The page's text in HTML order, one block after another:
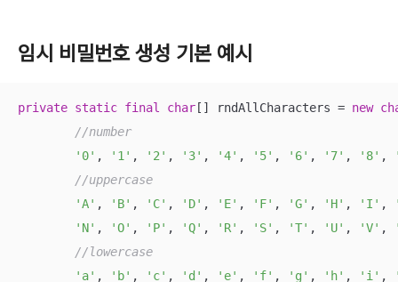
임시 비밀번호 생성 기본 예시
private static final char [] rndAllCharacters = new
//number
'0' , '1' , '2' , '3' , '4' , '5' , '6' , '7' , '8' ,
//uppercase
'A' , 'B' , 'C' , 'D' , 'E' , 'F' , 'G' , 'H' , 'I' ,
'N' , 'O' , 'P' , 'Q' , 'R' , 'S' , 'T' , 'U' , 'V' ,
//lowercase
'a' , 'b' , 'c' , 'd' , 'e' , 'f' , 'g' , 'h' , 'i' ,